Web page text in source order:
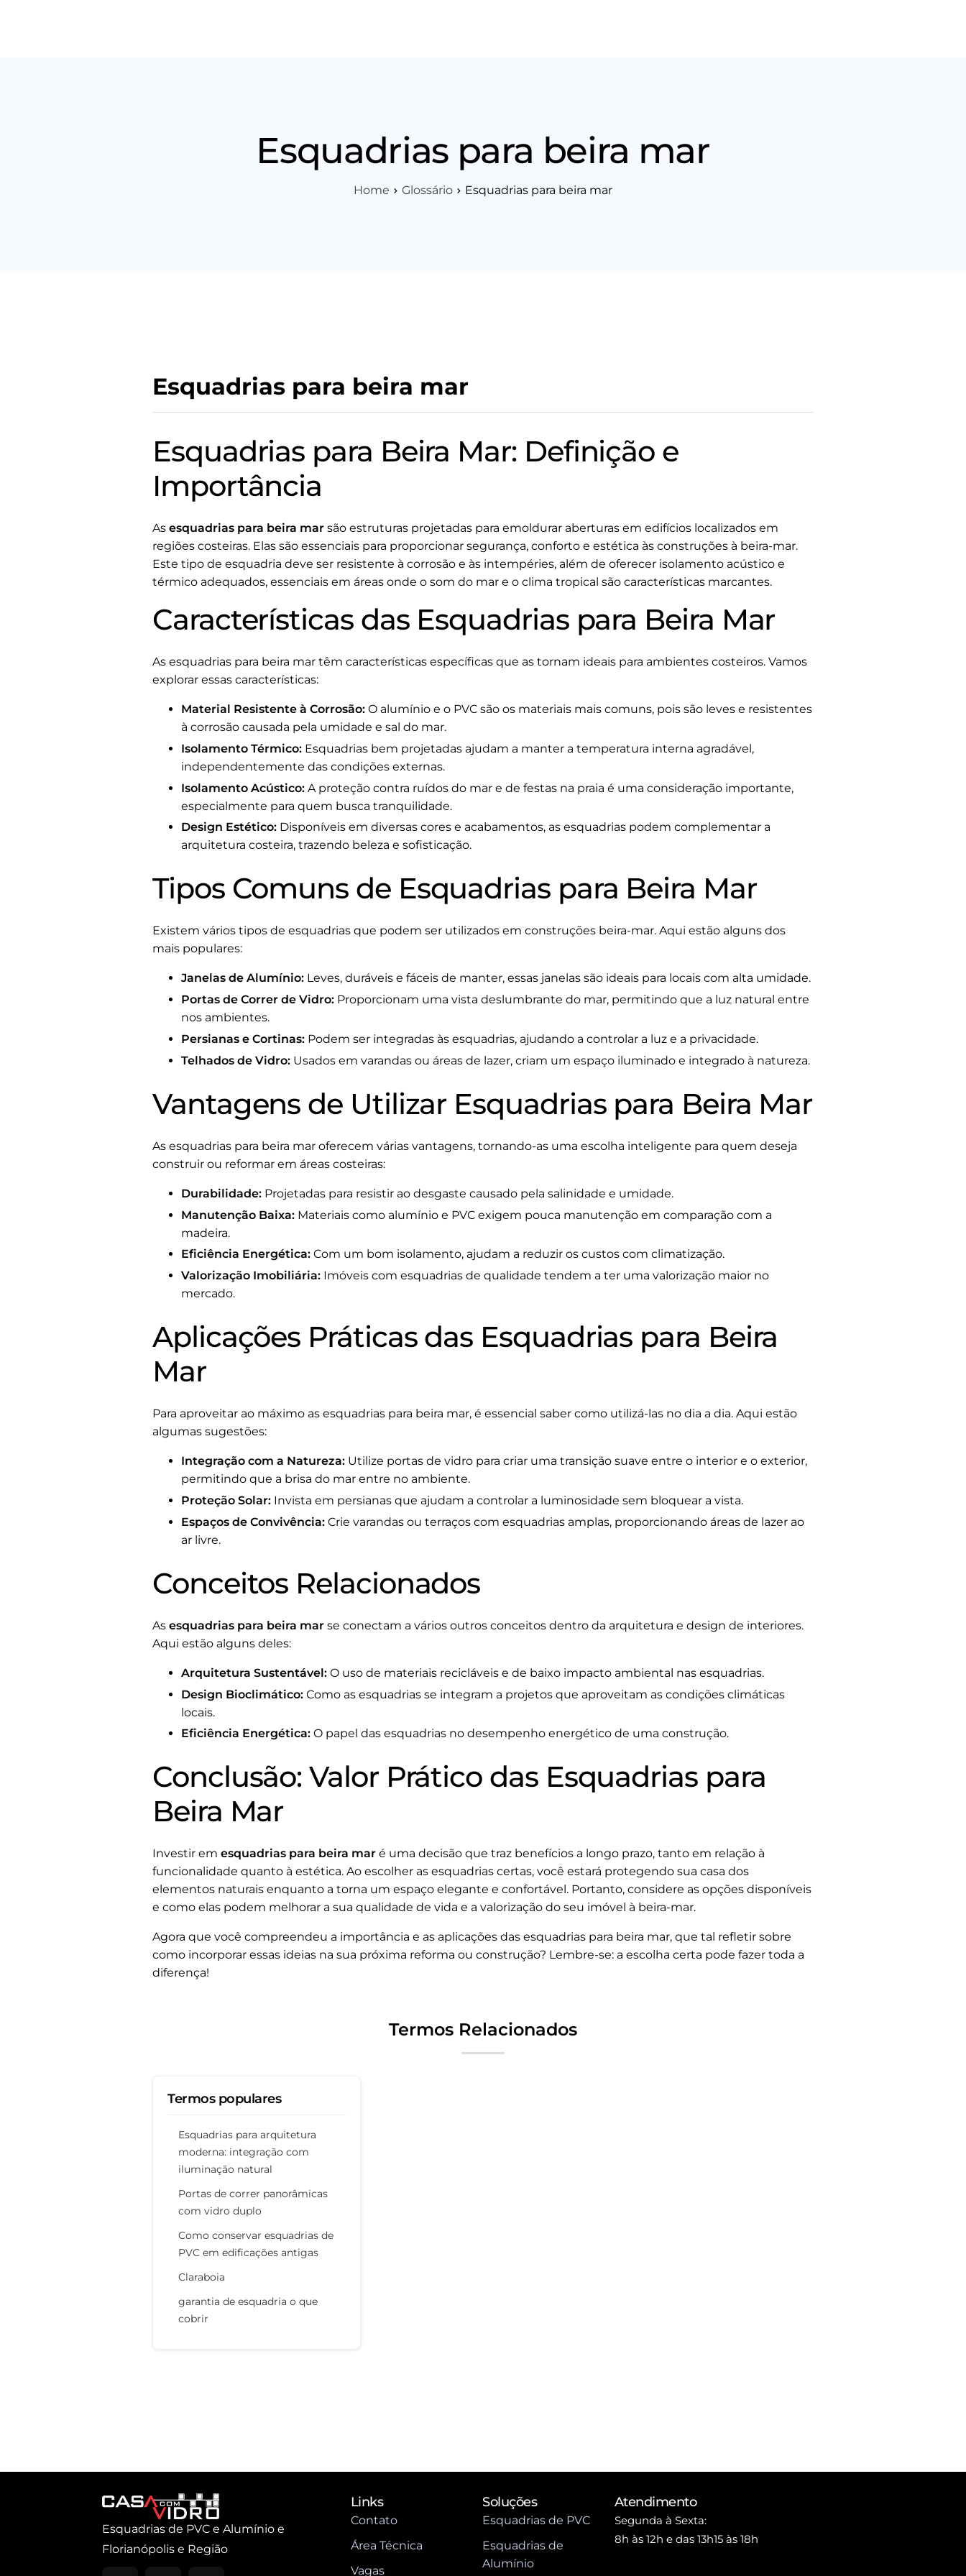
Esquadrias para beira mar
Home Glossário Esquadrias para beira mar
Esquadrias para beira mar
Esquadrias para Beira Mar: Definição e
Importância
As esquadrias para beira mar são estruturas projetadas para emoldurar aberturas em edifícios localizados em
regiões costeiras. Elas são essenciais para proporcionar segurança, conforto e estética às construções à beira-mar.
Este tipo de esquadria deve ser resistente à corrosão e às intempéries, além de oferecer isolamento acústico e
térmico adequados, essenciais em áreas onde o som do mar e o clima tropical são características marcantes.
Características das Esquadrias para Beira Mar
As esquadrias para beira mar têm características específicas que as tornam ideais para ambientes costeiros. Vamos
explorar essas características:
Material Resistente à Corrosão: O alumínio e o PVC são os materiais mais comuns, pois são leves e resistentes
à corrosão causada pela umidade e sal do mar.
Isolamento Térmico: Esquadrias bem projetadas ajudam a manter a temperatura interna agradável,
independentemente das condições externas.
Isolamento Acústico: A proteção contra ruídos do mar e de festas na praia é uma consideração importante,
especialmente para quem busca tranquilidade.
Design Estético: Disponíveis em diversas cores e acabamentos, as esquadrias podem complementar a
arquitetura costeira, trazendo beleza e sofisticação.
Tipos Comuns de Esquadrias para Beira Mar
Existem vários tipos de esquadrias que podem ser utilizados em construções beira-mar. Aqui estão alguns dos
mais populares:
Janelas de Alumínio: Leves, duráveis e fáceis de manter, essas janelas são ideais para locais com alta umidade.
Portas de Correr de Vidro: Proporcionam uma vista deslumbrante do mar, permitindo que a luz natural entre
nos ambientes.
Persianas e Cortinas: Podem ser integradas às esquadrias, ajudando a controlar a luz e a privacidade.
Telhados de Vidro: Usados em varandas ou áreas de lazer, criam um espaço iluminado e integrado à natureza.
Vantagens de Utilizar Esquadrias para Beira Mar
As esquadrias para beira mar oferecem várias vantagens, tornando-as uma escolha inteligente para quem deseja
construir ou reformar em áreas costeiras:
Durabilidade: Projetadas para resistir ao desgaste causado pela salinidade e umidade.
Manutenção Baixa: Materiais como alumínio e PVC exigem pouca manutenção em comparação com a
madeira.
Eficiência Energética: Com um bom isolamento, ajudam a reduzir os custos com climatização.
Valorização Imobiliária: Imóveis com esquadrias de qualidade tendem a ter uma valorização maior no
mercado.
Aplicações Práticas das Esquadrias para Beira
Mar
Para aproveitar ao máximo as esquadrias para beira mar, é essencial saber como utilizá-las no dia a dia. Aqui estão
algumas sugestões:
Integração com a Natureza: Utilize portas de vidro para criar uma transição suave entre o interior e o exterior,
permitindo que a brisa do mar entre no ambiente.
Proteção Solar: Invista em persianas que ajudam a controlar a luminosidade sem bloquear a vista.
Espaços de Convivência: Crie varandas ou terraços com esquadrias amplas, proporcionando áreas de lazer ao
ar livre.
Conceitos Relacionados
As esquadrias para beira mar se conectam a vários outros conceitos dentro da arquitetura e design de interiores.
Aqui estão alguns deles:
Arquitetura Sustentável: O uso de materiais recicláveis e de baixo impacto ambiental nas esquadrias.
Design Bioclimático: Como as esquadrias se integram a projetos que aproveitam as condições climáticas
locais.
Eficiência Energética: O papel das esquadrias no desempenho energético de uma construção.
Conclusão: Valor Prático das Esquadrias para
Beira Mar
Investir em esquadrias para beira mar é uma decisão que traz benefícios a longo prazo, tanto em relação à
funcionalidade quanto à estética. Ao escolher as esquadrias certas, você estará protegendo sua casa dos
elementos naturais enquanto a torna um espaço elegante e confortável. Portanto, considere as opções disponíveis
e como elas podem melhorar a sua qualidade de vida e a valorização do seu imóvel à beira-mar.
Agora que você compreendeu a importância e as aplicações das esquadrias para beira mar, que tal refletir sobre
como incorporar essas ideias na sua próxima reforma ou construção? Lembre-se: a escolha certa pode fazer toda a
diferença!
Termos Relacionados
Termos populares
Esquadrias para arquitetura
moderna: integração com
iluminação natural
Portas de correr panorâmicas
com vidro duplo
Como conservar esquadrias de
PVC em edificações antigas
Claraboia
garantia de esquadria o que
cobrir
Esquadrias de PVC e Alumínio e
Florianópolis e Região
Links
Contato
Área Técnica
Vagas
Soluções
Esquadrias de PVC
Esquadrias de
Alumínio
Atendimento
Segunda à Sexta:
8h às 12h e das 13h15 às 18h